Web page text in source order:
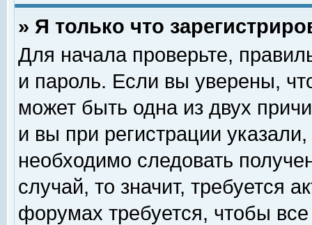
» Я только что
Для начала проверьте,
и пароль. Если вы уверены,
может быть одна из двух
и вы при регистрации
необходимо следовать
случай, то значит, требуется
форумах требуется, чтобы